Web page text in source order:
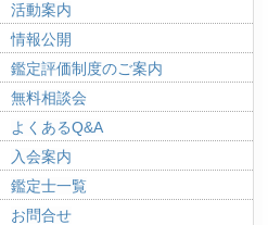
活動案内
情報公開
鑑定評価制度のご案内
無料相談会
よくあるQ&A
入会案内
鑑定士一覧
お問合せ